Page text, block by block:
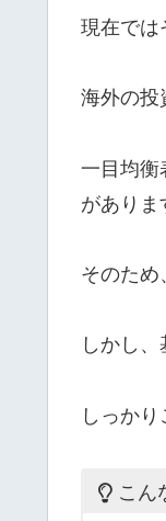
現在では
海外の投
一目均衡
がありま
そのため
しかし
しっかり
こん